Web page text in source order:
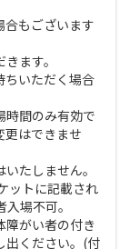
合もございます
ます。
いただく場合
間のみ有効で
更はできませ
たしません。
ットに記載され
場不可。
障がい者の付き
出ください。(付